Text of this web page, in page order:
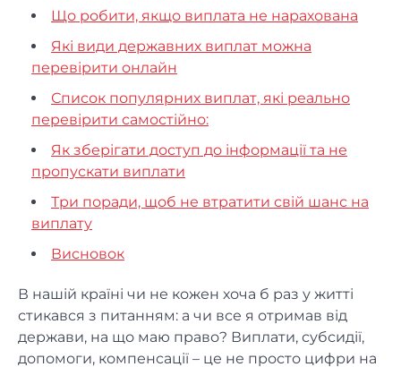
Що робити, якщо виплата не нарахована
Які види державних виплат можна
перевірити онлайн
Список популярних виплат, які реально
перевірити самостійно:
Як зберігати доступ до інформації та не
пропускати виплати
Три поради, щоб не втратити свій шанс на
виплату
Висновок
В нашій країні чи не кожен хоча б раз у житті
стикався з питанням: а чи все я отримав від
держави, на що маю право? Виплати, субсидії,
допомоги, компенсації – це не просто цифри на